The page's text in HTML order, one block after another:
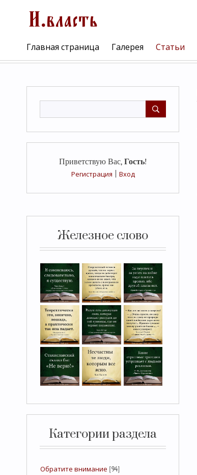
Главная страница Галерея Статьи
Приветствую Вас, Гость!
Регистрация
Вход
Железное слово
Категории раздела
Обратите внимание [94]